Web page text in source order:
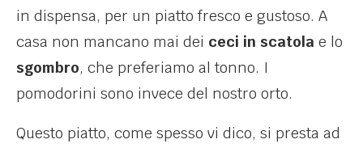
in dispensa, per un piatto fresco e gustoso. A
casa non mancano mai dei ceci in scatola e lo
sgombro, che preferiamo al tonno. I
pomodorini sono invece del nostro orto.
Questo piatto, come spesso vi dico, si presta ad